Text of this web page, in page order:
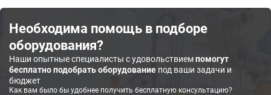
Необходима помощь в подборе
оборудования?
Наши опытные специалисты с удовольствиемпомогут
бесплатно подобрать оборудование под ваши задачи и
бюджет
Как вам было бы удобнее получить бесплатную консультацию?